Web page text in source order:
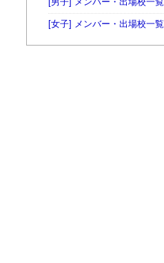
[男子] メンバー・出場校一覧
[女子] メンバー・出場校一覧